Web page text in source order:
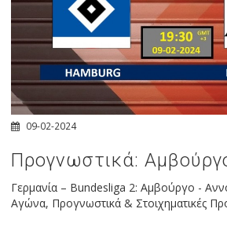
09-02-2024
Προγνωστικά:
Γερμανία – Bundesliga 2: Αμβούργο -
Αγώνα, Προγνωστικά & Στοιχηματικές